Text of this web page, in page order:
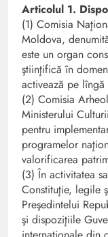
Articolul 1.
(1) Comisia
Moldova,
este un organ
ştiinţifică în
activează pe
(2) Comisia
Ministerului
pentru
programelor
valorificarea
(3) În activitatea
Constituţie, legile
Preşedintelui
şi dispoziţiile